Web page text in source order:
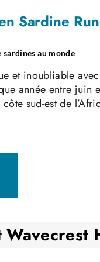
Sardine Run
au monde
et inoubliable
année entre
sud-est de
une incroyable
nature et les
simple migration;
spectaculaire.
adresse pour
à du Cap
Sardine Run »
et
Wavecrest